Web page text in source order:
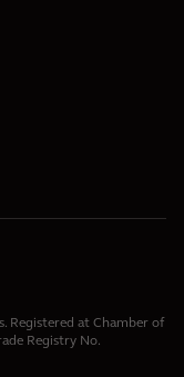
Registered at Chamber of
Registry No.